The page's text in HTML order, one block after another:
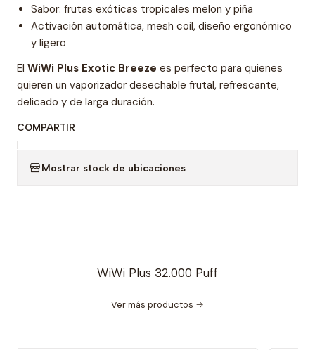
Sabor: frutas exóticas tropicales melon y piña
Activación automática, mesh coil, diseño ergonómico
y ligero
El WiWi Plus Exotic Breeze es perfecto para quienes
quieren un vaporizador desechable frutal, refrescante,
delicado y de larga duración.
COMPARTIR
|
Mostrar stock de ubicaciones
WiWi Plus 32.000 Puff
Ver más productos